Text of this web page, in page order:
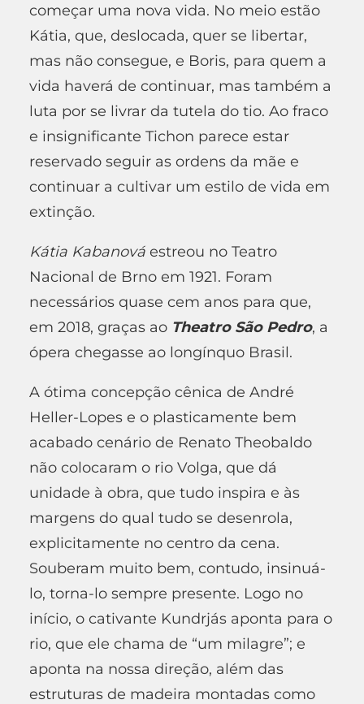
começar uma nova vida. No meio estão
Kátia, que, deslocada, quer se libertar,
mas não consegue, e Boris, para quem a
vida haverá de continuar, mas também a
luta por se livrar da tutela do tio. Ao fraco
e insignificante Tichon parece estar
reservado seguir as ordens da mãe e
continuar a cultivar um estilo de vida em
extinção.
Kátia Kabanová estreou no Teatro
Nacional de Brno em 1921. Foram
necessários quase cem anos para que,
em 2018, graças ao Theatro São Pedro, a
ópera chegasse ao longínquo Brasil.
A ótima concepção cênica de André
Heller-Lopes e o plasticamente bem
acabado cenário de Renato Theobaldo
não colocaram o rio Volga, que dá
unidade à obra, que tudo inspira e às
margens do qual tudo se desenrola,
explicitamente no centro da cena.
Souberam muito bem, contudo, insinuá-
lo, torna-lo sempre presente. Logo no
início, o cativante Kundrjás aponta para o
rio, que ele chama de “um milagre”; e
aponta na nossa direção, além das
estruturas de madeira montadas como